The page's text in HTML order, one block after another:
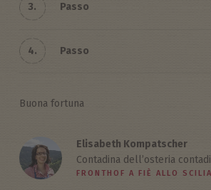
3. Passo
4. Passo
Buona fortuna
Elisabeth Kompatscher
Contadina dell’osteria
FRONTHOF A FIÈ ALLO